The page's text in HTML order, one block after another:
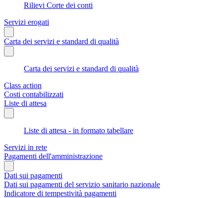
Rilievi Corte dei conti
Servizi erogati
Carta dei servizi e standard di qualità
Carta dei servizi e standard di qualità
Class action
Costi contabilizzati
Liste di attesa
Liste di attesa - in formato tabellare
Servizi in rete
Pagamenti dell'amministrazione
Dati sui pagamenti
Dati sui pagamenti del servizio sanitario nazionale
Indicatore di tempestività pagamenti